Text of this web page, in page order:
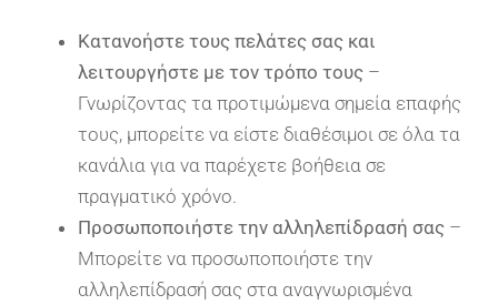
Κατανοήστε τους πελάτες σας και
λειτουργήστε με τον τρόπο τους–
Γνωρίζοντας τα προτιμώμενα σημεία επαφής
τους, μπορείτε να είστε διαθέσιμοι σε όλα τα
κανάλια για να παρέχετε βοήθεια σε
πραγματικό χρόνο.
Προσωποποιήστε την αλληλεπίδρασή σας–
Μπορείτε να προσωποποιήστε την
αλληλεπίδρασή σας στα αναγνωρισμένα